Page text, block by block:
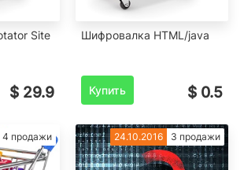
Site
$ 29.9
Шифровалка HTML/java
Купить $ 0.5
4 продажи 24.10.2016 3 продажи